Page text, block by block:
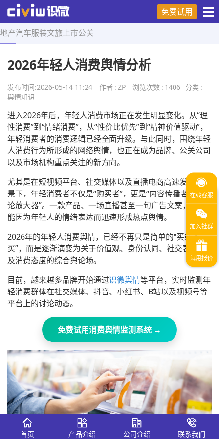
免费试用
地产汽车服装文旅 上市公关
首页 > 舆情知识 > 正文
2026年轻人消费舆情分析
发布时间:2026-05-14 11:24 作者 : ZP 浏览次数 : 1406 分类 :
舆情知识
进入2026年后，年轻人消费市场正在发生明显变化。从“理
性消费”到“情绪消费”，从“性价比优先”到“精神价值驱动”，
年轻消费者的消费逻辑已经全面升级。与此同时，围绕年轻
人消费行为所形成的网络舆情，也正在成为品牌、公关公司
以及市场机构重点关注的新方向。
尤其是在短视频平台、社交媒体以及直播电商高速发展的背
景下，年轻消费者不仅是“购买者”，更是“内容传播者”和“舆
论放大器”。一款产品、一场直播甚至一句广告文案，都可
能因为年轻人的情绪表达而迅速形成热点舆情。
2026年的年轻人消费舆情，已经不再只是简单的“买或不
买”，而是逐渐演变为关于价值观、身份认同、社交表达以
及消费态度的综合舆论场。
目前，越来越多品牌开始通过识微舆情等平台，实时监测年
轻消费群体在社交媒体、抖音、小红书、B站以及视频号等
平台上的讨论动态。
免费试用消费舆情监测系统 →
首页 产品介绍 公司介绍 联系我们